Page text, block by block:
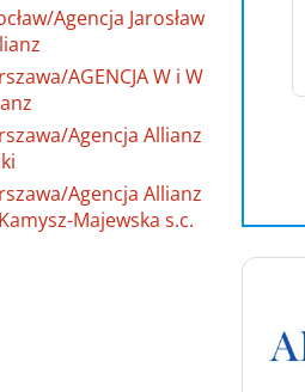
Agencja Jarosław
AGENCJA W i W
Agencja Allianz
Agencja Allianz
Majewska s.c.